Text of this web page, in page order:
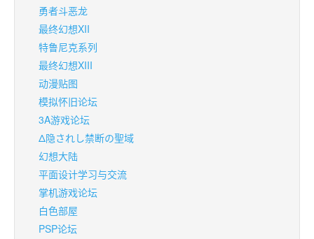
勇者斗恶龙
最终幻想XII
特鲁尼克系列
最终幻想XIII
动漫贴图
模拟怀旧论坛
3A游戏论坛
Δ隐されし禁断の聖域
幻想大陆
平面设计学习与交流
掌机游戏论坛
白色部屋
PSP论坛